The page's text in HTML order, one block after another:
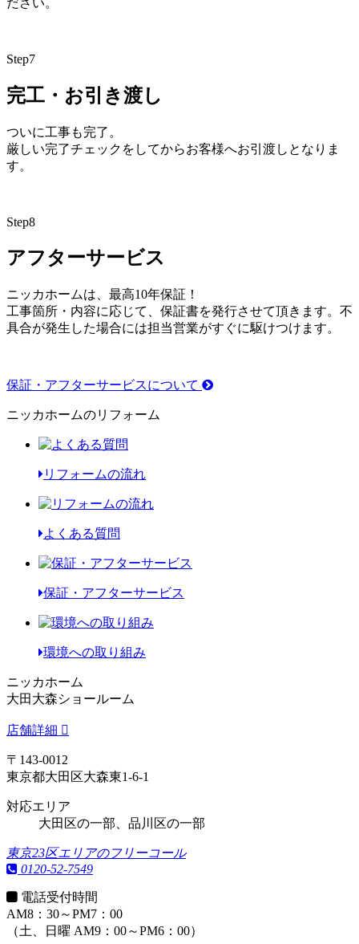
Step7
完工・お引き渡し
ついに工事も完了。
厳しい完了チェックをしてからお客様へお引渡しとなりま
す。
Step8
アフターサービス
ニッカホームは、最高10年保証！
工事箇所・内容に応じて、保証書を発行させて頂きます。不
具合が発生した場合には担当営業がすぐに駆けつけます。
保証・アフターサービスについて
ニッカホームのリフォーム
リフォームの流れ
よくある質問
保証・アフターサービス
環境への取り組み
ニッカホーム
大田大森ショールーム
店舗詳細
〒143-0012
東京都大田区大森東1-6-1
対応エリア
大田区の一部、品川区の一部
東京23区エリアのフリーコール
0120-52-7549
電話受付時間
AM8：30～PM7：00
（土、日曜 AM9：00～PM6：00）